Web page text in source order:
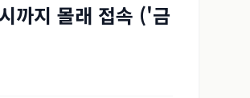
까지 몰래 접속 ('금